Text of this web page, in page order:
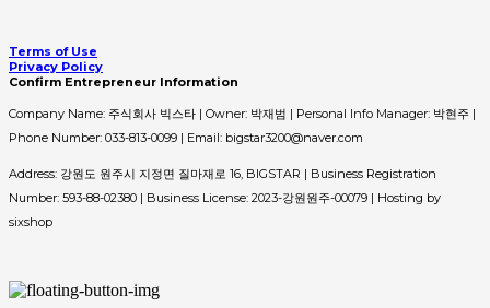
Terms of Use
Privacy Policy
Confirm Entrepreneur Information
Company Name: 주식회사 빅스타 | Owner: 박재범 | Personal Info Manager: 박현주 |
Phone Number: 033-813-0099 | Email: bigstar3200@naver.com
Address: 강원도 원주시 지정면 질마재로 16, BIGSTAR | Business Registration
Number: 593-88-02380 | Business License: 2023-강원원주-00079 | Hosting by
sixshop